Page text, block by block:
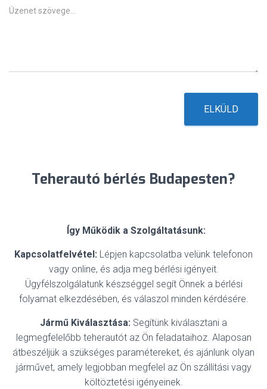
g
y
Ü
ELKÜLD
Teherautó bérlés Budapesten?
Így Működik a Szolgáltatásunk:
Kapcsolatfelvétel: Lépjen kapcsolatba velünk telefonon
vagy online, és adja meg bérlési igényeit.
Ügyfélszolgálatunk készséggel segít Önnek a bérlési
folyamat elkezdésében, és válaszol minden kérdésére.
Jármű Kiválasztása: Segítünk kiválasztani a
legmegfelelőbb teherautót az Ön feladataihoz. Alaposan
átbeszéljük a szükséges paramétereket, és ajánlunk olyan
járművet, amely legjobban megfelel az Ön szállítási vagy
költöztetési igényeinek.